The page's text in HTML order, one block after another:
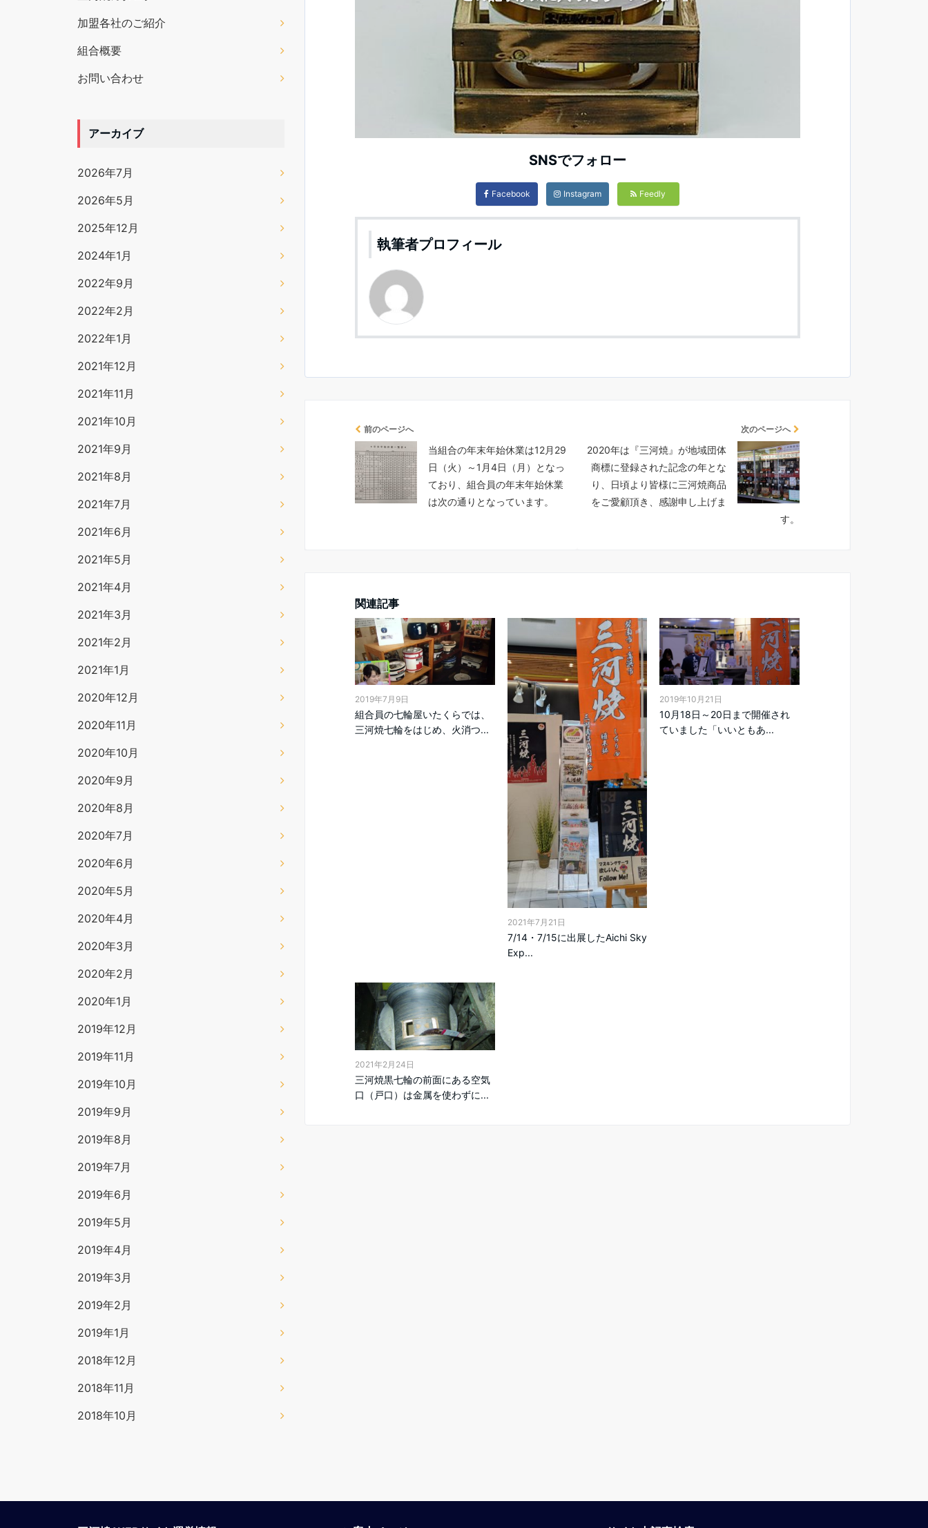
SNSでフォロー
Facebook Instagram Feedly
執筆者プロフィール
前のページへ
当組合の年末年始休業は12月29
日（火）～1月4日（月）となっ
ており、組合員の年末年始休業
は次の通りとなっています。
次のページへ
2020年は『三河焼』が地域団体
商標に登録された記念の年とな
り、日頃より皆様に三河焼商品
をご愛顧頂き、感謝申し上げま
す。
関連記事
2019年7月9日
組合員の七輪屋いたくらでは、
三河焼七輪をはじめ、火消つ...
2021年7月21日
7/14・7/15に出展したAichi Sky
Exp...
2019年10月21日
10月18日～20日まで開催され
ていました「いいともあ...
2021年2月24日
三河焼黒七輪の前面にある空気
口（戸口）は金属を使わずに...
加盟各社のご紹介
組合概要
お問い合わせ
アーカイブ
2026年7月
2026年5月
2025年12月
2024年1月
2022年9月
2022年2月
2022年1月
2021年12月
2021年11月
2021年10月
2021年9月
2021年8月
2021年7月
2021年6月
2021年5月
2021年4月
2021年3月
2021年2月
2021年1月
2020年12月
2020年11月
2020年10月
2020年9月
2020年8月
2020年7月
2020年6月
2020年5月
2020年4月
2020年3月
2020年2月
2020年1月
2019年12月
2019年11月
2019年10月
2019年9月
2019年8月
2019年7月
2019年6月
2019年5月
2019年4月
2019年3月
2019年2月
2019年1月
2018年12月
2018年11月
2018年10月